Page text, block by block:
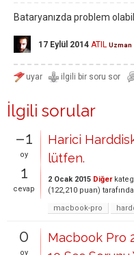
Bataryanızda problem
17 Eylül 2014 ATIL Uzman
İlgili sorular
–1
oy
1
cevap
Harici
lütfen.
2 Ocak 2015 Diğer
(122,210 puan)
macbook-pro
0
oy
Macbook Pro